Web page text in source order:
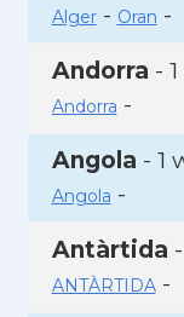
Alger- Oran -
Andorra -
Andorra -
Angola - 1
Angola -
Antàrtida
ANTÀRTIDA-